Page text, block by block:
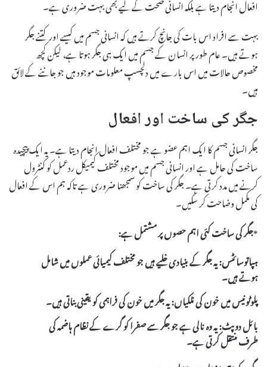
افعال انجام دیتا ہے بلکہ انسانی صحت کے لیے بھی بہت ضروری ہے۔
بہت سے افراد اس بات کی جانچ کرتے ہیں کہ انسانی جسم میں کیسے اور کتنے جگر
ہوتے ہیں۔ عام طور پر انسان کے جسم میں ایک ہی جگر ہوتا ہے، لیکن کچھ
مخصوص حالات میں اس بارے میں دلچسپ معلومات موجود ہیں جو جاننے کے لائق
ہیں۔
جگر کی ساخت اور افعال
جگر انسانی جسم کا ایک اہم عضو ہے جو مختلف افعال انجام دیتا ہے۔ یہ ایک پیچیدہ
ساخت کی حامل ہے اور انسانی جسم میں موجود مختلف کیمیکل ردعمل کو کنٹرول
کرنے میں مدد کرتی ہے۔ جگر کی ساخت کو سمجھنا ضروری ہے تاکہ ہم اس کے افعال
کی مکمل وضاحت کر سکیں۔
*جگر کی ساختکئی اہم حصوں پر مشتمل ہے:
ہپاتوسائٹس:یہ جگر کے بنیادی خلیے ہیں جو مختلف کیمیائی عملوں میں شامل
ہوتے ہیں۔
پلوٹونیس میں خون کی نلکیاں:یہ جگر میں خون کی فراہمی کو یقینی بناتی ہیں۔
بائل دوپٹ:یہ وہ نالی ہے جو جگر سے صفرا کو گرے کے نظام ہاضمہ کی
طرف منتقل کرتی ہے۔